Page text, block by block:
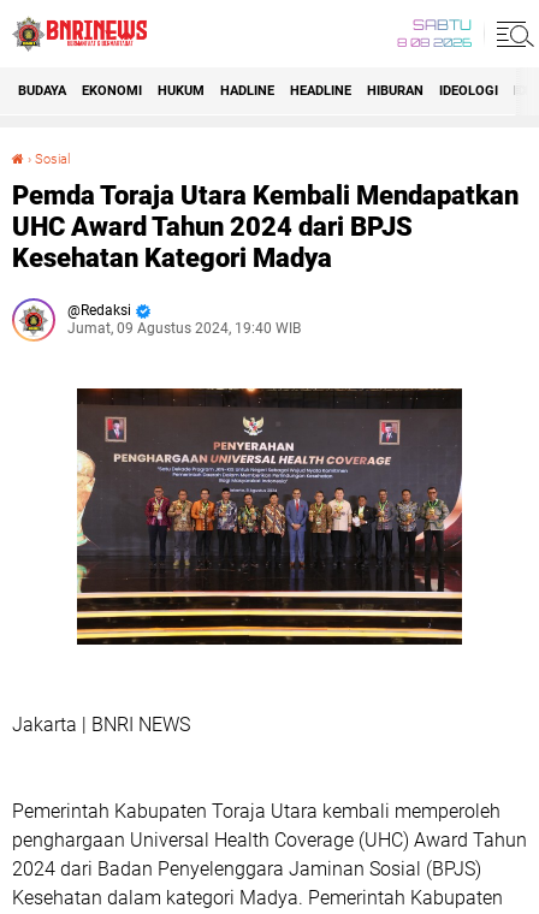
SABTU
8 08 2026
BUDAYA EKONOMI HUKUM HADLINE HEADLINE HIBURAN IDEOLOGI
› Sosial
Pemda Toraja Utara Kembali Mendapatkan
UHC Award Tahun 2024 dari BPJS
Kesehatan Kategori Madya
Redaksi
Jumat, 09 Agustus 2024, 19:40 WIB
Jakarta | BNRI NEWS
Pemerintah Kabupaten Toraja Utara kembali memperoleh
penghargaan Universal Health Coverage (UHC) Award Tahun
2024 dari Badan Penyelenggara Jaminan Sosial (BPJS)
Kesehatan dalam kategori Madya. Pemerintah Kabupaten